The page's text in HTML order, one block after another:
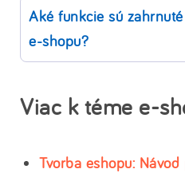
Aké funkcie sú
e-shopu?
Viac k téme e-
Tvorba eshopu: